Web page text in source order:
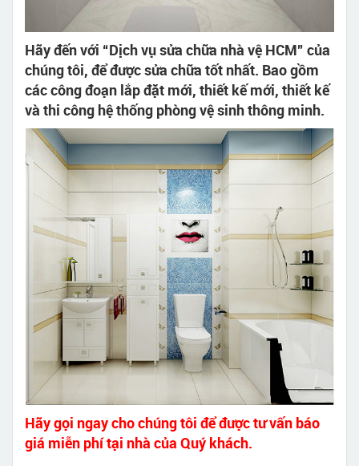
Hãy đến với “Dịch vụ sửa chữa nhà vệ HCM” của
chúng tôi, để được sửa chữa tốt nhất. Bao gồm
các công đoạn lắp đặt mới, thiết kế mới, thiết kế
và thi công hệ thống phòng vệ sinh thông minh.
Hãy gọi ngay cho chúng tôi để được tư vấn báo
giá miễn phí tại nhà của Quý khách.